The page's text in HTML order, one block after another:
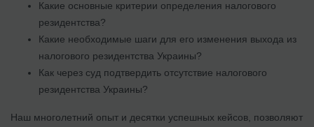
Какие основные критерии определения налогового
резидентства?
Какие необходимые шаги для его изменения выхода из
налогового резидентства Украины?
Как через суд подтвердить отсутствие налогового
резидентства Украины?
Наш многолетний опыт и десятки успешных кейсов, позволяют